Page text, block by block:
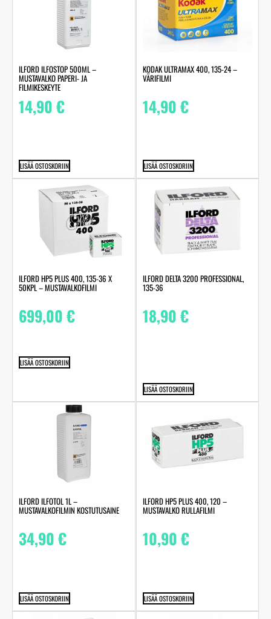
ILFORD ILFOSTOP 500ML –
MUSTAVALKO PAPERI- JA
FILMIKESKEYTE
14,90€
LISÄÄ OSTOSKORIIN
KODAK ULTRAMAX 400, 135-24 –
VÄRIFILMI
14,90€
LISÄÄ OSTOSKORIIN
ILFORD HP5 PLUS 400, 135-36 X
50KPL – MUSTAVALKOFILMI
699,00€
LISÄÄ OSTOSKORIIN
ILFORD DELTA 3200 PROFESSIONAL,
135-36
18,90€
LISÄÄ OSTOSKORIIN
ILFORD ILFOTOL 1L –
MUSTAVALKOFILMIN KOSTUTUSAINE
34,90€
LISÄÄ OSTOSKORIIN
ILFORD HP5 PLUS 400, 120 –
MUSTAVALKO RULLAFILMI
10,90€
LISÄÄ OSTOSKORIIN